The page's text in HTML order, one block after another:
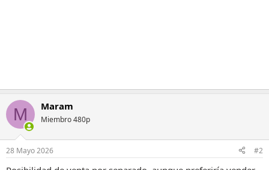
M Maram
Miembro 480p
28 Mayo 2026 #2